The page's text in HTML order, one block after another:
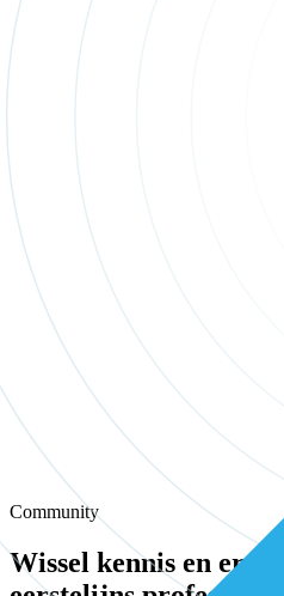
Community
Wissel kennis en